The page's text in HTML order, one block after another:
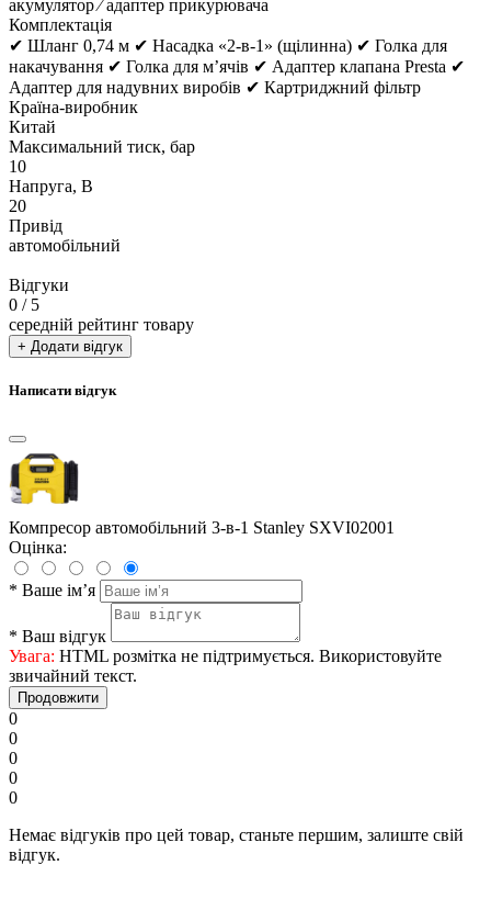
акумулятор ⁄ адаптер прикурювача
Комплектація
✔ Шланг 0,74 м ✔ Насадка «2-в-1» (щілинна) ✔ Голка для
накачування ✔ Голка для м’ячів ✔ Адаптер клапана Presta ✔
Адаптер для надувних виробів ✔ Картриджний фільтр
Країна-виробник
Китай
Максимальний тиск, бар
10
Напруга, В
20
Привід
автомобільний
Відгуки
0 / 5
середній рейтинг товару
+ Додати відгук
Написати відгук
Компресор автомобільний 3-в-1 Stanley SXVI02001
Оцінка:
* Ваше ім’я
* Ваш відгук
Увага: HTML розмітка не підтримується. Використовуйте
звичайний текст.
Продовжити
0
0
0
0
0
Немає відгуків про цей товар, станьте першим, залиште свій
відгук.